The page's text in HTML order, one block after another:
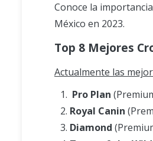
Conoce la
México en 2023.
Top 8 Mejores
Actualmente las
Pro Plan
Royal Canin
Diamond